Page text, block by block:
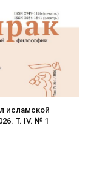
исламской
Т. IV. № 1